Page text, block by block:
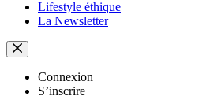
Lifestyle éthique
La Newsletter
Connexion
S’inscrire